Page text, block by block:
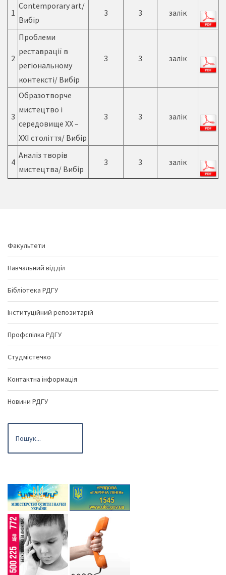
1
Сontemporary art/
Вибір
3 3 залік
2
Проблеми
реставрації в
регіональному
контексті/ Вибір
3 3 залік
3
Образотворче
мистецтво і
середовище ХХ –
ХХІ століття/ Вибір
3 3 залік
4
Аналіз творів
мистецтва/ Вибір
3 3 залік
Факультети
Навчальний відділ
Бібліотека РДГУ
Інституційний репозитарій
Профспілка РДГУ
Студмістечко
Контактна інформація
Новини РДГУ